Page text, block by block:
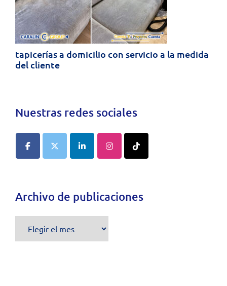
tapicerías a domicilio con servicio a la medida
del cliente
Nuestras redes sociales
Archivo de publicaciones